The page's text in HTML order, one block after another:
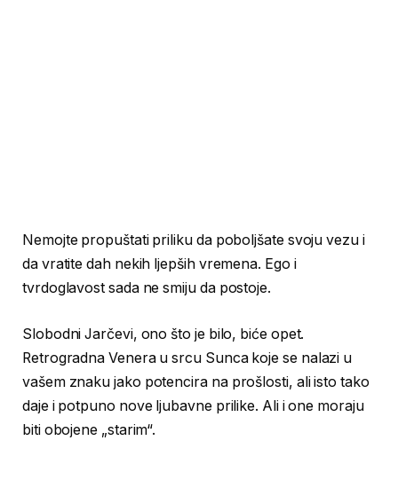
Nemojte propuštati priliku da poboljšate svoju vezu i
da vratite dah nekih ljepših vremena. Ego i
tvrdoglavost sada ne smiju da postoje.
Slobodni Jarčevi, ono što je bilo, biće opet.
Retrogradna Venera u srcu Sunca koje se nalazi u
vašem znaku jako potencira na prošlosti, ali isto tako
daje i potpuno nove ljubavne prilike. Ali i one moraju
biti obojene „starim“.